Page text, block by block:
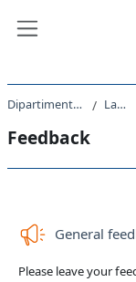
Dipartimento di Ingegneria e Architettura Laurea Magistrale
Feedback
General
Please leave your